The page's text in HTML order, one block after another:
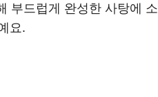
부드럽게 완성한 사탕에
요.